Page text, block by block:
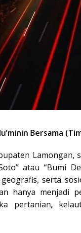
Bersama
Lamongan,
atau “Bumi
serta
hanya menjadi
pertanian,